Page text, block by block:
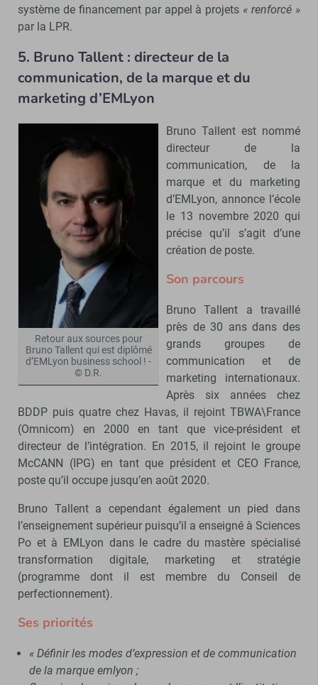
système de financement par appel à projets « renforcé »
par la LPR.
5. Bruno Tallent : directeur de la
communication, de la marque et du
marketing d’EMLyon
Retour aux sources pour
Bruno Tallent qui est diplômé
d’EMLyon business school ! -
© D.R.
Bruno Tallent est nommé
directeur de la
communication, de la
marque et du marketing
d’EMLyon, annonce l’école
le 13 novembre 2020 qui
précise qu’il s’agit d’une
création de poste.
Son parcours
Bruno Tallent a travaillé
près de 30 ans dans des
grands groupes de
communication et de
marketing internationaux.
Après six années chez
BDDP puis quatre chez Havas, il rejoint TBWA\France
(Omnicom) en 2000 en tant que vice-président et
directeur de l’intégration. En 2015, il rejoint le groupe
McCANN (IPG) en tant que président et CEO France,
poste qu’il occupe jusqu’en août 2020.
Bruno Tallent a cependant également un pied dans
l’enseignement supérieur puisqu’il a enseigné à Sciences
Po et à EMLyon dans le cadre du mastère spécialisé
transformation digitale, marketing et stratégie
(programme dont il est membre du Conseil de
perfectionnement).
Ses priorités
« Définir les modes d’expression et de communication
de la marque emlyon ;